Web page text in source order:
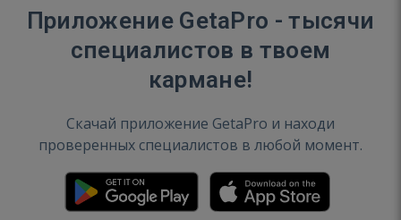
Приложение GetaPro - тысячи
специалистов в твоем
кармане!
Скачай приложение GetaPro и находи
проверенных специалистов в любой момент.